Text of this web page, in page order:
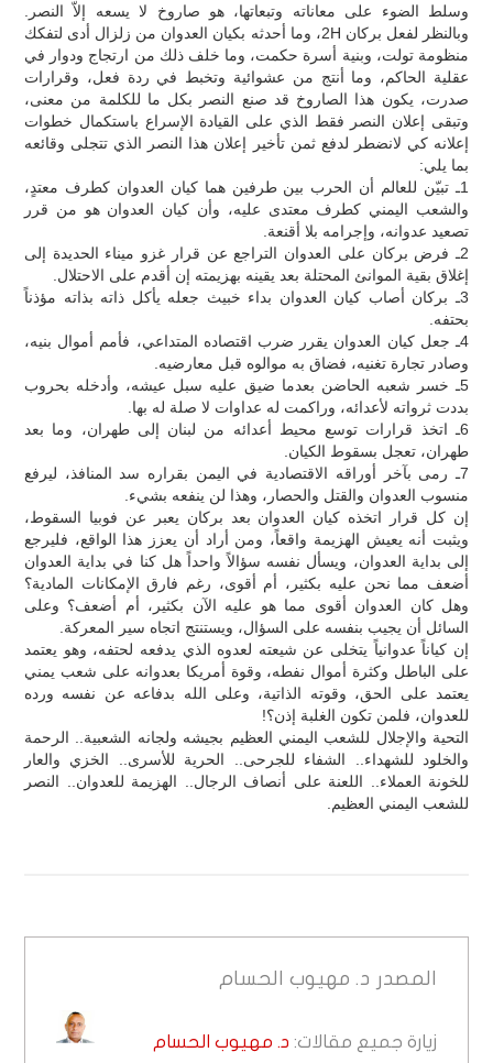
وسلط الضوء على معاناته وتبعاتها، هو صاروخ لا يسعه إلاّ النصر.
وبالنظر لفعل بركان 2H، وما أحدثه بكيان العدوان من زلزال أدى لتفكك
منظومة تولت، وبنية أسرة حكمت، وما خلف ذلك من ارتجاج ودوار في
عقلية الحاكم، وما أنتج من عشوائية وتخبط في ردة فعل، وقرارات
صدرت، يكون هذا الصاروخ قد صنع النصر بكل ما للكلمة من معنى،
وتبقى إعلان النصر فقط الذي على القيادة الإسراع باستكمال خطوات
إعلانه كي لانضطر لدفع ثمن تأخير إعلان هذا النصر الذي تتجلى وقائعه
بما يلي:
1ـ تبيّن للعالم أن الحرب بين طرفين هما كيان العدوان كطرف معتدٍ،
والشعب اليمني كطرف معتدى عليه، وأن كيان العدوان هو من قرر
تصعيد عدوانه، وإجرامه بلا أقنعة.
2ـ فرض بركان على العدوان التراجع عن قرار غزو ميناء الحديدة إلى
إغلاق بقية الموانئ المحتلة بعد يقينه بهزيمته إن أقدم على الاحتلال.
3ـ بركان أصاب كيان العدوان بداء خبيث جعله يأكل ذاته بذاته مؤذناً
بحتفه.
4ـ جعل كيان العدوان يقرر ضرب اقتصاده المتداعي، فأمم أموال بنيه،
وصادر تجارة تغنيه، فضاق به موالوه قبل معارضيه.
5ـ خسر شعبه الحاضن بعدما ضيق عليه سبل عيشه، وأدخله بحروب
بددت ثرواته لأعدائه، وراكمت له عداوات لا صلة له بها.
6ـ اتخذ قرارات توسع محيط أعدائه من لبنان إلى طهران، وما بعد
طهران، تعجل بسقوط الكيان.
7ـ رمى بآخر أوراقه الاقتصادية في اليمن بقراره سد المنافذ، ليرفع
منسوب العدوان والقتل والحصار، وهذا لن ينفعه بشيء.
إن كل قرار اتخذه كيان العدوان بعد بركان يعبر عن فوبيا السقوط،
ويثبت أنه يعيش الهزيمة واقعاً، ومن أراد أن يعزز هذا الواقع، فليرجع
إلى بداية العدوان، ويسأل نفسه سؤالاً واحداً هل كنا في بداية العدوان
أضعف مما نحن عليه بكثير، أم أقوى، رغم فارق الإمكانات المادية؟
وهل كان العدوان أقوى مما هو عليه الآن بكثير، أم أضعف؟ وعلى
السائل أن يجيب بنفسه على السؤال، ويستنتج اتجاه سير المعركة.
إن كياناً عدوانياً يتخلى عن شيعته لعدوه الذي يدفعه لحتفه، وهو يعتمد
على الباطل وكثرة أموال نفطه، وقوة أمريكا بعدوانه على شعب يمني
يعتمد على الحق، وقوته الذاتية، وعلى الله بدفاعه عن نفسه ورده
للعدوان، فلمن تكون الغلبة إذن؟!
التحية والإجلال للشعب اليمني العظيم بجيشه ولجانه الشعبية.. الرحمة
والخلود للشهداء.. الشفاء للجرحى.. الحرية للأسرى.. الخزي والعار
للخونة العملاء.. اللعنة على أنصاف الرجال.. الهزيمة للعدوان.. النصر
للشعب اليمني العظيم.
المصدر د. مهيوب الحسام
زيارة جميع مقالات: د. مهيوب الحسام